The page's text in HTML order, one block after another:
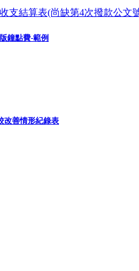
支結算表(尚缺第4次撥款公文
鐘點費-範例
改善情形紀錄表